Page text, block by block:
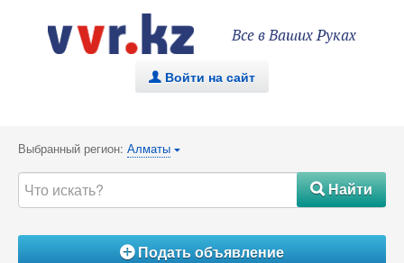
Все в Ваших Руках
. Войти на сайт
Выбранный регион: Алматы {
#Найти
ÁПодать объявление